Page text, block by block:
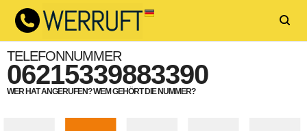
TELEFONNUMMER
06215339883390
WER HAT ANGERUFEN? WEM GEHÖRT DIE NUMMER?